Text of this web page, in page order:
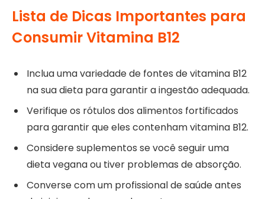
Lista de Dicas Importantes para
Consumir Vitamina B12
Inclua uma variedade de fontes de vitamina B12
na sua dieta para garantir a ingestão adequada.
Verifique os rótulos dos alimentos fortificados
para garantir que eles contenham vitamina B12.
Considere suplementos se você seguir uma
dieta vegana ou tiver problemas de absorção.
Converse com um profissional de saúde antes